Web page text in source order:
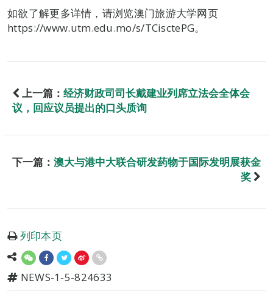
如欲了解更多详情，请浏览澳门旅游大学网页
https://www.utm.edu.mo/s/TCisctePG。
上一篇： 经济财政司司长戴建业列席立法会全体会
议，回应议员提出的口头质询
下一篇： 澳大与港中大联合研发药物于国际发明展获金
奖
列印本页
NEWS-1-5-824633